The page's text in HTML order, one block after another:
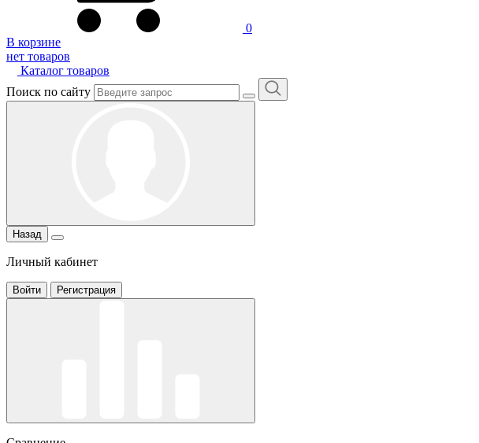
0
В корзине
нет товаров
Каталог товаров
Поиск по сайту
Назад
Личный кабинет
Войти Регистрация